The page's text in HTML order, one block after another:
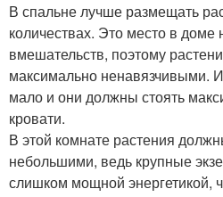
В спальне лучше размещать
количествах. Это место в доме
вмешательств, поэтому
максимально ненавязчивыми.
мало и они должны стоять
кровати.
В этой комнате растения
небольшими, ведь крупные
слишком мощной энергетикой,